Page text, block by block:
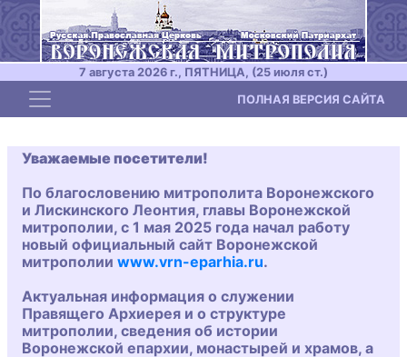
7 августа 2026 г., ПЯТНИЦА, (25 июля ст.)
Toggle navigation ПОЛНАЯ ВЕРСИЯ САЙТА
Уважаемые посетители!
По благословению митрополита Воронежского
и Лискинского Леонтия, главы Воронежской
митрополии, с 1 мая 2025 года начал работу
новый официальный сайт Воронежской
митрополии www.vrn-eparhia.ru.
Актуальная информация о служении
Правящего Архиерея и о структуре
митрополии, сведения об истории
Воронежской епархии, монастырей и храмов, а